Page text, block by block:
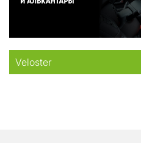
Veloster